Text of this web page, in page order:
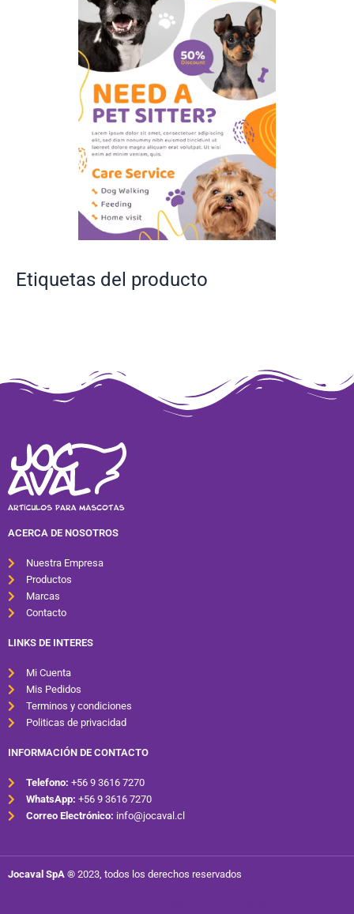
Etiquetas del producto
ACERCA DE NOSOTROS
Nuestra Empresa
Productos
Marcas
Contacto
LINKS DE INTERES
Mi Cuenta
Mis Pedidos
Terminos y condiciones
Politicas de privacidad
INFORMACIÓN DE CONTACTO
Telefono: +56 9 3616 7270
WhatsApp: +56 9 3616 7270
Correo Electrónico: info@jocaval.cl
Jocaval SpA ® 2023, todos los derechos reservados